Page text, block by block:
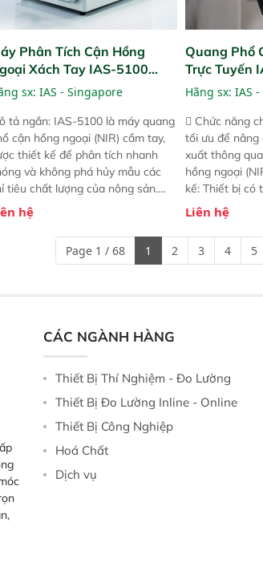
Phân Tích Cận Hồng
Xách Tay IAS-5100
NIR Analyzer)
sx: IAS - Singapore
tả ngắn: IAS-5100 là máy quang
cận hồng ngoại (NIR) cầm tay,
thiết kế để phân tích nhanh
và không phá hủy mẫu các
tiêu chất lượng của nông sản.
vi sử dụng: Thiết bị linh hoạt
nhiều kịch bản khác nhau như
điểm thu mua, trong xưởng sản
hoặc trực tiếp ngoài đồng
hệ
Quang Phổ
Trực Tuyến
Line NIR
Hãng sx: IAS
 Chức năng
tối ưu để nâng
xuất thông
hồng ngoại
kế: Thiết bị có
mô-đun hóa,
cường và đã
nghiêm ngặt.
khả năng
Liên hệ
Page 1 / 68 1 2 3 4 5
CÁC NGÀNH HÀNG
Thiết Bị Thí Nghiệm - Đo Lường
Thiết Bị Đo Lường Inline - Online
Thiết Bị Công Nghiệp
Hoá Chất
Dịch vụ